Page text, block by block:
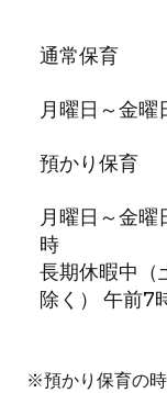
月曜日～金
通常保育
月曜日～金
時
長期休暇中（
除く） 午前7
預かり保育
※預かり保育の